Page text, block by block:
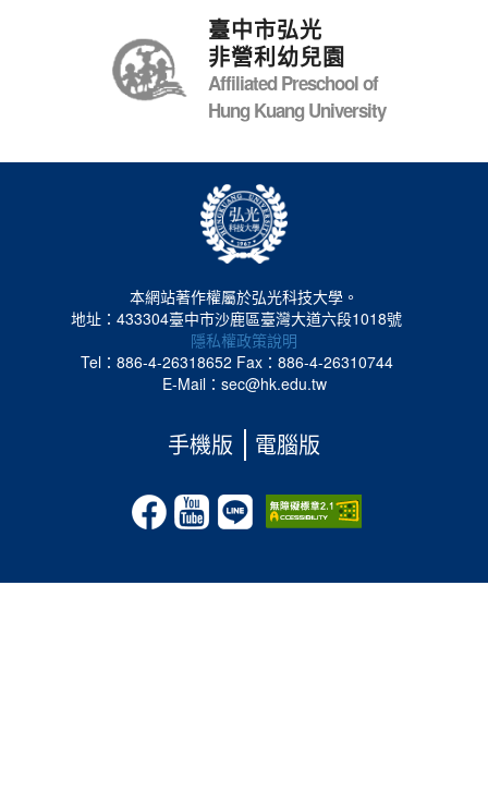
臺中市弘光
非營利幼兒園
Affiliated Preschool of
Hung Kuang University
本網站著作權屬於弘光科技大學。
地址：433304臺中市沙鹿區臺灣大道六段1018號
隱私權政策說明
Tel：886-4-26318652 Fax：886-4-26310744
E-Mail：sec@hk.edu.tw
手機版 電腦版